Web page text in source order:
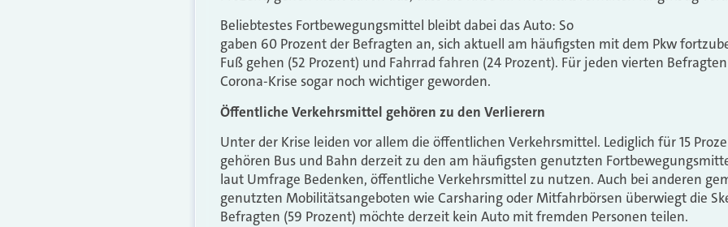
Beliebtestes Fortbewegungsmittel bleibt dabei das Auto: So
gaben 60 Prozent der Befragten an, sich aktuell am häufigsten mit dem Pkw
Fuß gehen (52 Prozent) und Fahrrad fahren (24 Prozent). Für jeden vierten
Corona-Krise sogar noch wichtiger geworden.
Öffentliche Verkehrsmittel gehören zu den Verlierern
Unter der Krise leiden vor allem die öffentlichen Verkehrsmittel. Lediglich für 15
gehören Bus und Bahn derzeit zu den am häufigsten genutzten
laut Umfrage Bedenken, öffentliche Verkehrsmittel zu nutzen. Auch bei anderen
genutzten Mobilitätsangeboten wie Carsharing oder Mitfahrbörsen überwiegt die
Befragten (59 Prozent) möchte derzeit kein Auto mit fremden Personen teilen.